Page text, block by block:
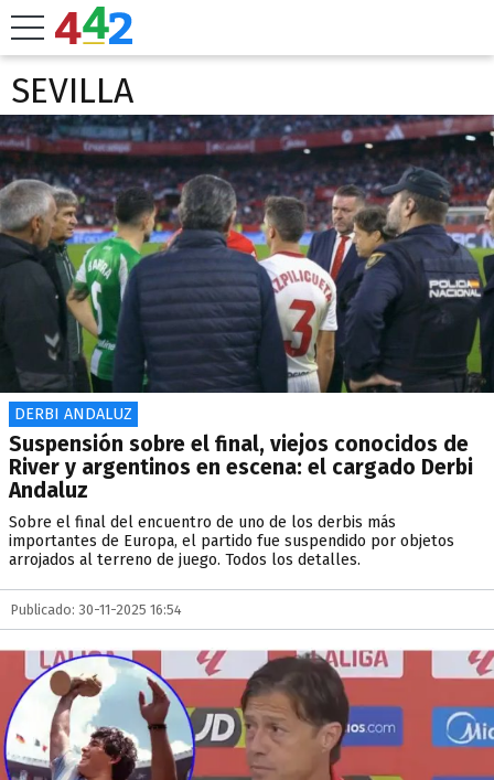
SEVILLA
DERBI ANDALUZ
Suspensión sobre el final, viejos conocidos de
River y argentinos en escena: el cargado Derbi
Andaluz
Sobre el final del encuentro de uno de los derbis más
importantes de Europa, el partido fue suspendido por objetos
arrojados al terreno de juego. Todos los detalles.
Publicado: 30-11-2025 16:54